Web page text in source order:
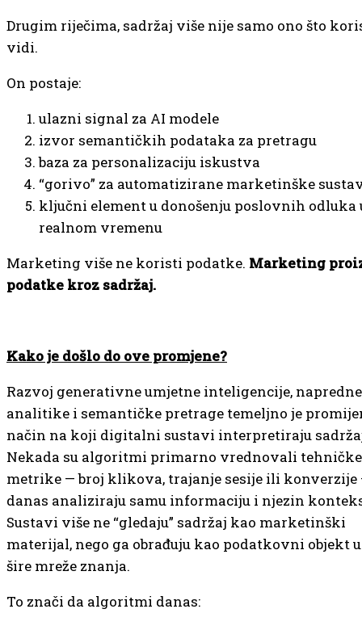
Drugim riječima, sadržaj više nije samo ono što
vidi.
On postaje:
ulazni signal za AI modele
izvor semantičkih podataka za pretragu
baza za personalizaciju iskustva
“gorivo” za automatizirane marketinške
ključni element u donošenju poslovnih odluka
realnom vremenu
Marketing više ne koristi podatke. Marketing
podatke kroz sadržaj.
Kako je došlo do ove promjene?
Razvoj generativne umjetne inteligencije, napredne
analitike i semantičke pretrage temeljno je
način na koji digitalni sustavi interpretiraju
Nekada su algoritmi primarno vrednovali tehničke
metrike — broj klikova, trajanje sesije ili konverzije
danas analiziraju samu informaciju i njezin
Sustavi više ne “gledaju” sadržaj kao marketinški
materijal, nego ga obrađuju kao podatkovni objekt
šire mreže znanja.
To znači da algoritmi danas: